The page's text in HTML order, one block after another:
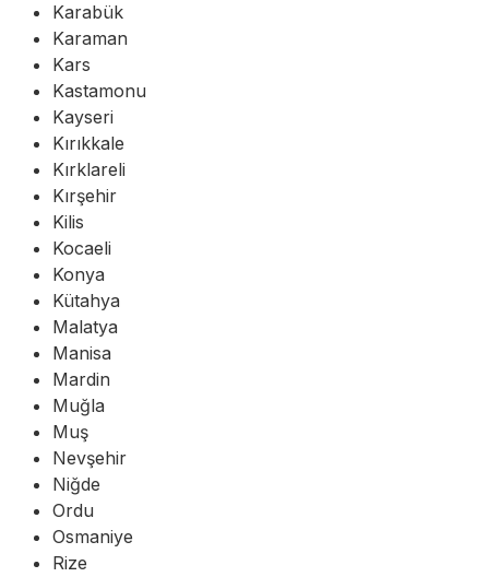
Karabük
Karaman
Kars
Kastamonu
Kayseri
Kırıkkale
Kırklareli
Kırşehir
Kilis
Kocaeli
Konya
Kütahya
Malatya
Manisa
Mardin
Muğla
Muş
Nevşehir
Niğde
Ordu
Osmaniye
Rize